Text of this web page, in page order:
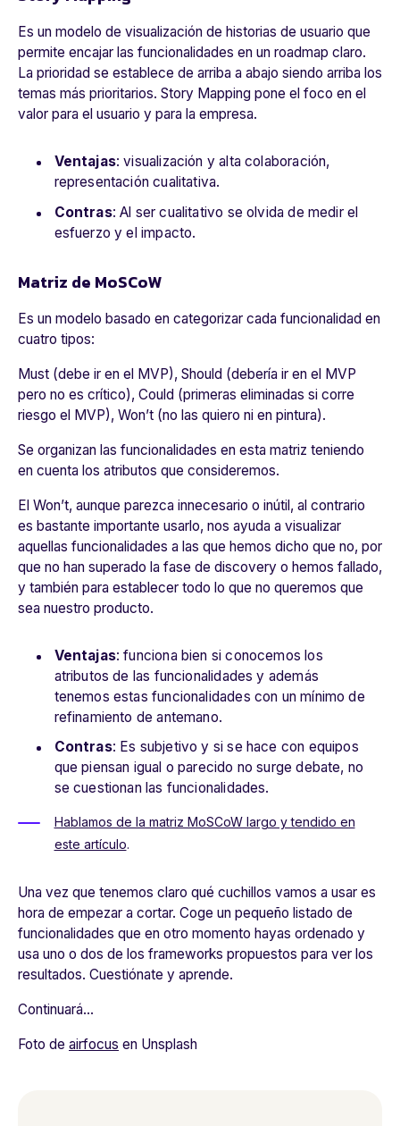
Es un modelo de visualización de historias de usuario que
permite encajar las funcionalidades en un roadmap claro.
La prioridad se establece de arriba a abajo siendo arriba los
temas más prioritarios. Story Mapping pone el foco en el
valor para el usuario y para la empresa.
Ventajas: visualización y alta colaboración,
representación cualitativa.
Contras: Al ser cualitativo se olvida de medir el
esfuerzo y el impacto.
Matriz de MoSCoW
Es un modelo basado en categorizar cada funcionalidad en
cuatro tipos:
Must (debe ir en el MVP), Should (debería ir en el MVP
pero no es crítico), Could (primeras eliminadas si corre
riesgo el MVP), Won’t (no las quiero ni en pintura).
Se organizan las funcionalidades en esta matriz teniendo
en cuenta los atributos que consideremos.
El Won’t, aunque parezca innecesario o inútil, al contrario
es bastante importante usarlo, nos ayuda a visualizar
aquellas funcionalidades a las que hemos dicho que no, por
que no han superado la fase de discovery o hemos fallado,
y también para establecer todo lo que no queremos que
sea nuestro producto.
Ventajas: funciona bien si conocemos los
atributos de las funcionalidades y además
tenemos estas funcionalidades con un mínimo de
refinamiento de antemano.
Contras: Es subjetivo y si se hace con equipos
que piensan igual o parecido no surge debate, no
se cuestionan las funcionalidades.
Hablamos de la matriz MoSCoW largo y tendido en
este artículo.
Una vez que tenemos claro qué cuchillos vamos a usar es
hora de empezar a cortar. Coge un pequeño listado de
funcionalidades que en otro momento hayas ordenado y
usa uno o dos de los frameworks propuestos para ver los
resultados. Cuestiónate y aprende.
Continuará...
Foto de airfocus en Unsplash